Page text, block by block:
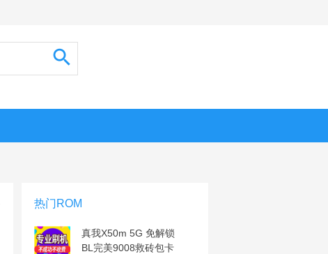
热门ROM
真我X50m 5G 免解锁
BL完美9008救砖包卡